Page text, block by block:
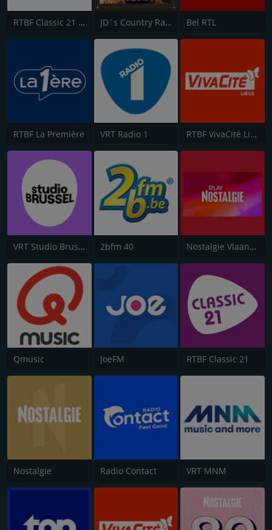
RTBF Classic 21 Route 66 JD´s Country Radio Bel RTL
RTBF La Première VRT Radio 1 RTBF VivaCité Liège
VRT Studio Brussel 2bfm 40 Nostalgie Vlaanderen
Qmusic JoeFM RTBF Classic 21
Nostalgie Radio Contact VRT MNM